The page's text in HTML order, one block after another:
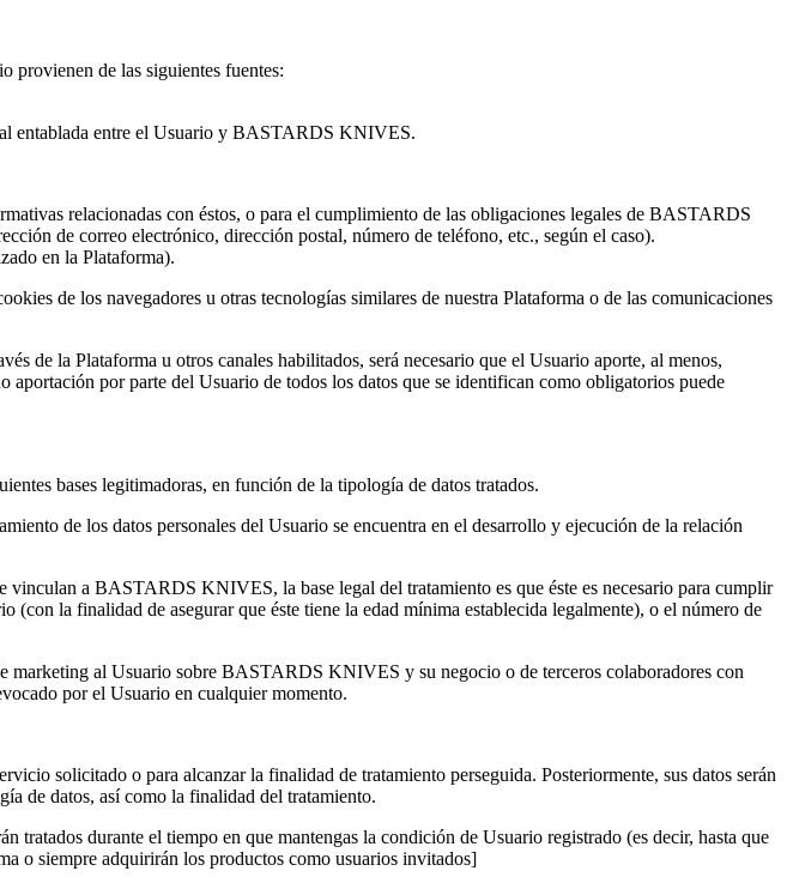
provienen de las siguientes fuentes:
entablada entre el Usuario y BASTARDS KNIVES.
relacionadas con éstos, o para el cumplimiento de las obligaciones legales de BASTARDS
de correo electrónico, dirección postal, número de teléfono, etc., según el caso).
en la Plataforma).
de los navegadores u otras tecnologías similares de nuestra Plataforma o de las comunicaciones
de la Plataforma u otros canales habilitados, será necesario que el Usuario aporte, al menos,
por parte del Usuario de todos los datos que se identifican como obligatorios puede
bases legitimadoras, en función de la tipología de datos tratados.
de los datos personales del Usuario se encuentra en el desarrollo y ejecución de la relación
vinculan a BASTARDS KNIVES, la base legal del tratamiento es que éste es necesario para cumplir
la finalidad de asegurar que éste tiene la edad mínima establecida legalmente), o el número de
marketing al Usuario sobre BASTARDS KNIVES y su negocio o de terceros colaboradores con
por el Usuario en cualquier momento.
solicitado o para alcanzar la finalidad de tratamiento perseguida. Posteriormente, sus datos serán
de datos, así como la finalidad del tratamiento.
tratados durante el tiempo en que mantengas la condición de Usuario registrado (es decir, hasta que
o siempre adquirirán los productos como usuarios invitados]